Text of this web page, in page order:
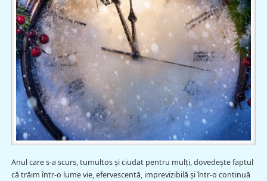
Anul care s-a scurs, tumultos și ciudat pentru mulți, dovedește faptul
că trăim într-o lume vie, efervescentă, imprevizibilă și într-o continuă